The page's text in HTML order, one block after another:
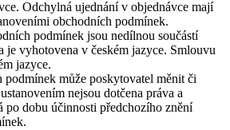
Odchylná ujednání v objednávce mají
obchodních podmínek.
podmínek jsou nedílnou součástí
je vyhotovena v českém jazyce. Smlouvu
jazyce.
podmínek může poskytovatel měnit či
nejsou dotčena práva a
po dobu účinnosti předchozího znění